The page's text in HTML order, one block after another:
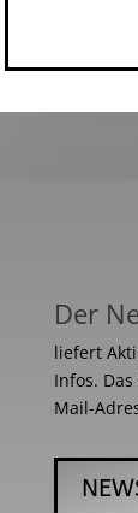
Der
liefert
Infos.
Mail-